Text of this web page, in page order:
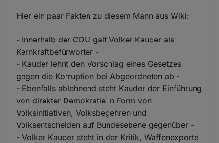
Hier ein paar Fakten zu diesem Mann aus Wiki:
- Innerhalb der CDU galt Volker Kauder als
Kernkraftbefürworter -
- Kauder lehnt den Vorschlag eines Gesetzes
gegen die Korruption bei Abgeordneten ab -
- Ebenfalls ablehnend steht Kauder der Einführung
von direkter Demokratie in Form von
Volksinitiativen, Volksbegehren und
Volksentscheiden auf Bundesebene gegenüber -
- Volker Kauder steht in der Kritik, Waffenexporte